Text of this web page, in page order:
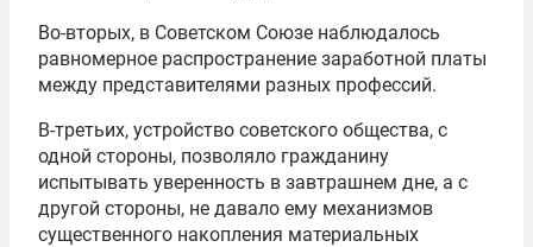
Во-вторых, в Советском Союзе наблюдалось
равномерное распространение заработной платы
между представителями разных профессий.
В-третьих, устройство советского общества, с
одной стороны, позволяло гражданину
испытывать уверенность в завтрашнем дне, а с
другой стороны, не давало ему механизмов
существенного накопления материальных